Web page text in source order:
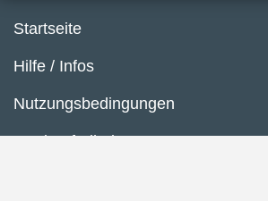
Startseite
Hilfe / Infos
Nutzungsbedingungen
Barrierefreiheit